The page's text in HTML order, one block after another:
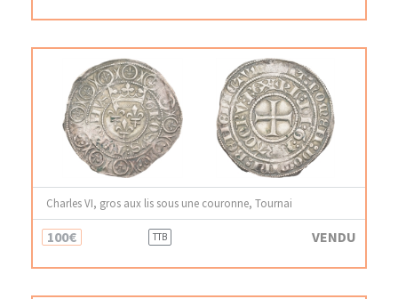
Charles VI, gros aux lis sous une couronne, Tournai
100€ TTB VENDU